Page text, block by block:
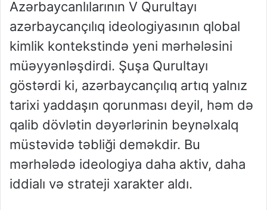
Azərbaycanlılarının V Qurultayı
azərbaycançılıq ideologiyasının qlobal
kimlik kontekstində yeni mərhələsini
müəyyənləşdirdi. Şuşa Qurultayı
göstərdi ki, azərbaycançılıq artıq yalnız
tarixi yaddaşın qorunması deyil, həm də
qalib dövlətin dəyərlərinin beynəlxalq
müstəvidə təbliği deməkdir. Bu
mərhələdə ideologiya daha aktiv, daha
iddialı və strateji xarakter aldı.